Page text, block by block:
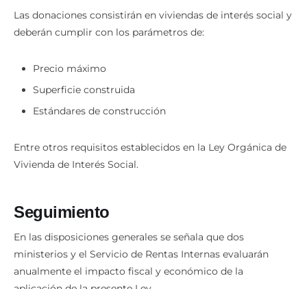
Las donaciones consistirán en viviendas de interés social y
deberán cumplir con los parámetros de:
Precio máximo
Superficie construida
Estándares de construcción
Entre otros requisitos establecidos en la Ley Orgánica de
Vivienda de Interés Social.
Seguimiento
En las disposiciones generales se señala que dos
ministerios y el Servicio de Rentas Internas evaluarán
anualmente el impacto fiscal y económico de la